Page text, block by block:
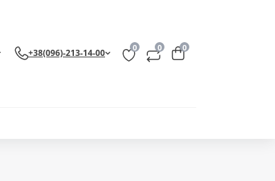
+38(096)-213-14-00 0 0 0